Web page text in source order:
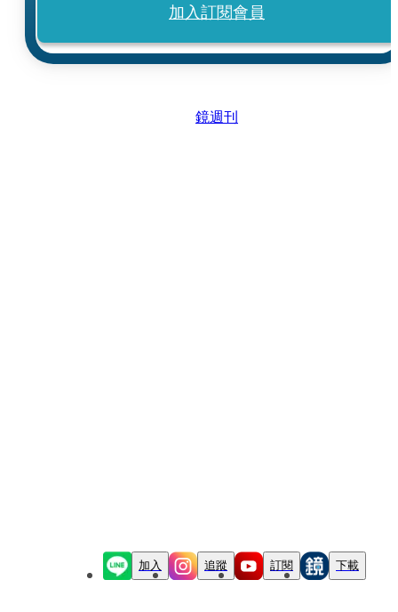
加入訂閱會員
鏡週刊
加入 追蹤 訂閱 下載